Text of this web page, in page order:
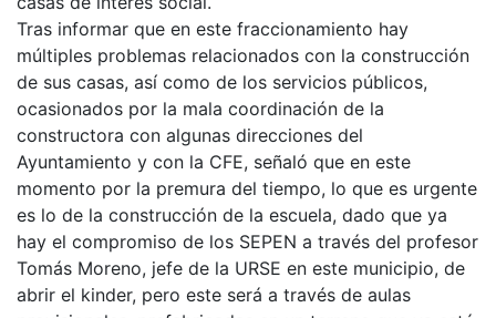
Tras informar que en este fraccionamiento hay
múltiples problemas relacionados con la construcción
de sus casas, así como de los servicios públicos,
ocasionados por la mala coordinación de la
constructora con algunas direcciones del
Ayuntamiento y con la CFE, señaló que en este
momento por la premura del tiempo, lo que es urgente
es lo de la construcción de la escuela, dado que ya
hay el compromiso de los SEPEN a través del profesor
Tomás Moreno, jefe de la URSE en este municipio, de
abrir el kinder, pero este será a través de aulas